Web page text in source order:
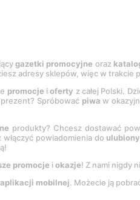
gazetki promocyjne oraz
adresy sklepów, więc w
promocje ioferty z całej Polski.
prezent? Spróbować piwa w
produkty? Chcesz dostawać
powiadomienia do
promocje i okazje! Z nami nigdy
aplikacji mobilnej. Możecie ją